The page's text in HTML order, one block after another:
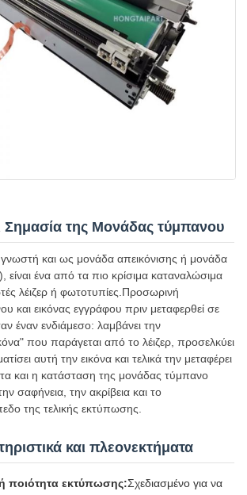
Σημασία της Μονάδας τύμπανου
και ως μονάδα απεικόνισης ή μονάδα
ένα από τα πιο κρίσιμα καταναλώσιμα
λέιζερ ή φωτοτυπίες.Προσωρινή
και εικόνας εγγράφου πριν μεταφερθεί σε
έναν ενδιάμεσο: λαμβάνει την
που παράγεται από το λέιζερ, προσελκύει
αυτή την εικόνα και τελικά την μεταφέρει
και η κατάσταση της μονάδας τύμπανο
σαφήνεια, την ακρίβεια και το
της τελικής εκτύπωσης.
και πλεονεκτήματα
ποιότητα εκτύπωσης:Σχεδιασμένο για να